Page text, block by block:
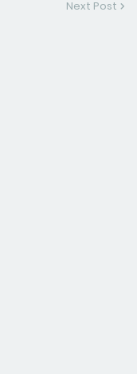
Next Post